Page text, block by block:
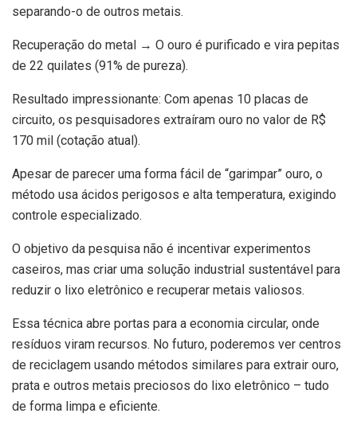
separando-o de outros metais.
Recuperação do metal → O ouro é purificado e vira pepitas
de 22 quilates (91% de pureza).
Resultado impressionante: Com apenas 10 placas de
circuito, os pesquisadores extraíram ouro no valor de R$
170 mil (cotação atual).
Apesar de parecer uma forma fácil de “garimpar” ouro, o
método usa ácidos perigosos e alta temperatura, exigindo
controle especializado.
O objetivo da pesquisa não é incentivar experimentos
caseiros, mas criar uma solução industrial sustentável para
reduzir o lixo eletrônico e recuperar metais valiosos.
Essa técnica abre portas para a economia circular, onde
resíduos viram recursos. No futuro, poderemos ver centros
de reciclagem usando métodos similares para extrair ouro,
prata e outros metais preciosos do lixo eletrônico – tudo
de forma limpa e eficiente.